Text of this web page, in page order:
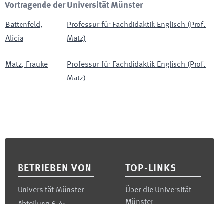
Vortragende der Universität Münster
Battenfeld,
Alicia
Professur für Fachdidaktik Englisch (Prof.
Matz)
Matz, Frauke
Professur für Fachdidaktik Englisch (Prof.
Matz)
BETRIEBEN VON
Universität Münster
TOP-LINKS
Über die Universität
Münster